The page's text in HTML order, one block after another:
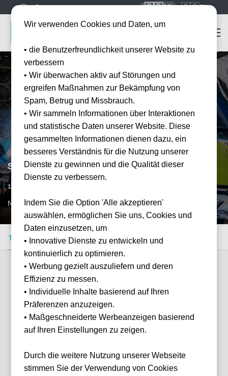
🇩🇪DE 🇬🇧EN
SSC Neapel vs US Sassuolo
11.04.2027
NAP, IT
Tickets kaufen Event-Info FAQ
Verfügbare Kategorien (3)
Wir verwenden Cookies und Daten, um
• die Benutzerfreundlichkeit unserer Website zu
verbessern
• Wir überwachen aktiv auf Störungen und
ergreifen Maßnahmen zur Bekämpfung von
Spam, Betrug und Missbrauch.
• Wir sammeln Informationen über Interaktionen
und statistische Daten unserer Website. Diese
gesammelten Informationen dienen dazu, ein
besseres Verständnis für die Nutzung unserer
Dienste zu gewinnen und die Qualität dieser
Dienste zu verbessern.
Indem Sie die Option 'Alle akzeptieren'
auswählen, ermöglichen Sie uns, Cookies und
Daten einzusetzen, um
• Innovative Dienste zu entwickeln und
kontinuierlich zu optimieren.
• Werbung gezielt auszuliefern und deren
Effizienz zu messen.
• Individuelle Inhalte basierend auf Ihren
Präferenzen anzuzeigen.
• Maßgeschneiderte Werbeanzeigen basierend
auf Ihren Einstellungen zu zeigen.
Durch die weitere Nutzung unserer Webseite
stimmen Sie der Verwendung von Cookies